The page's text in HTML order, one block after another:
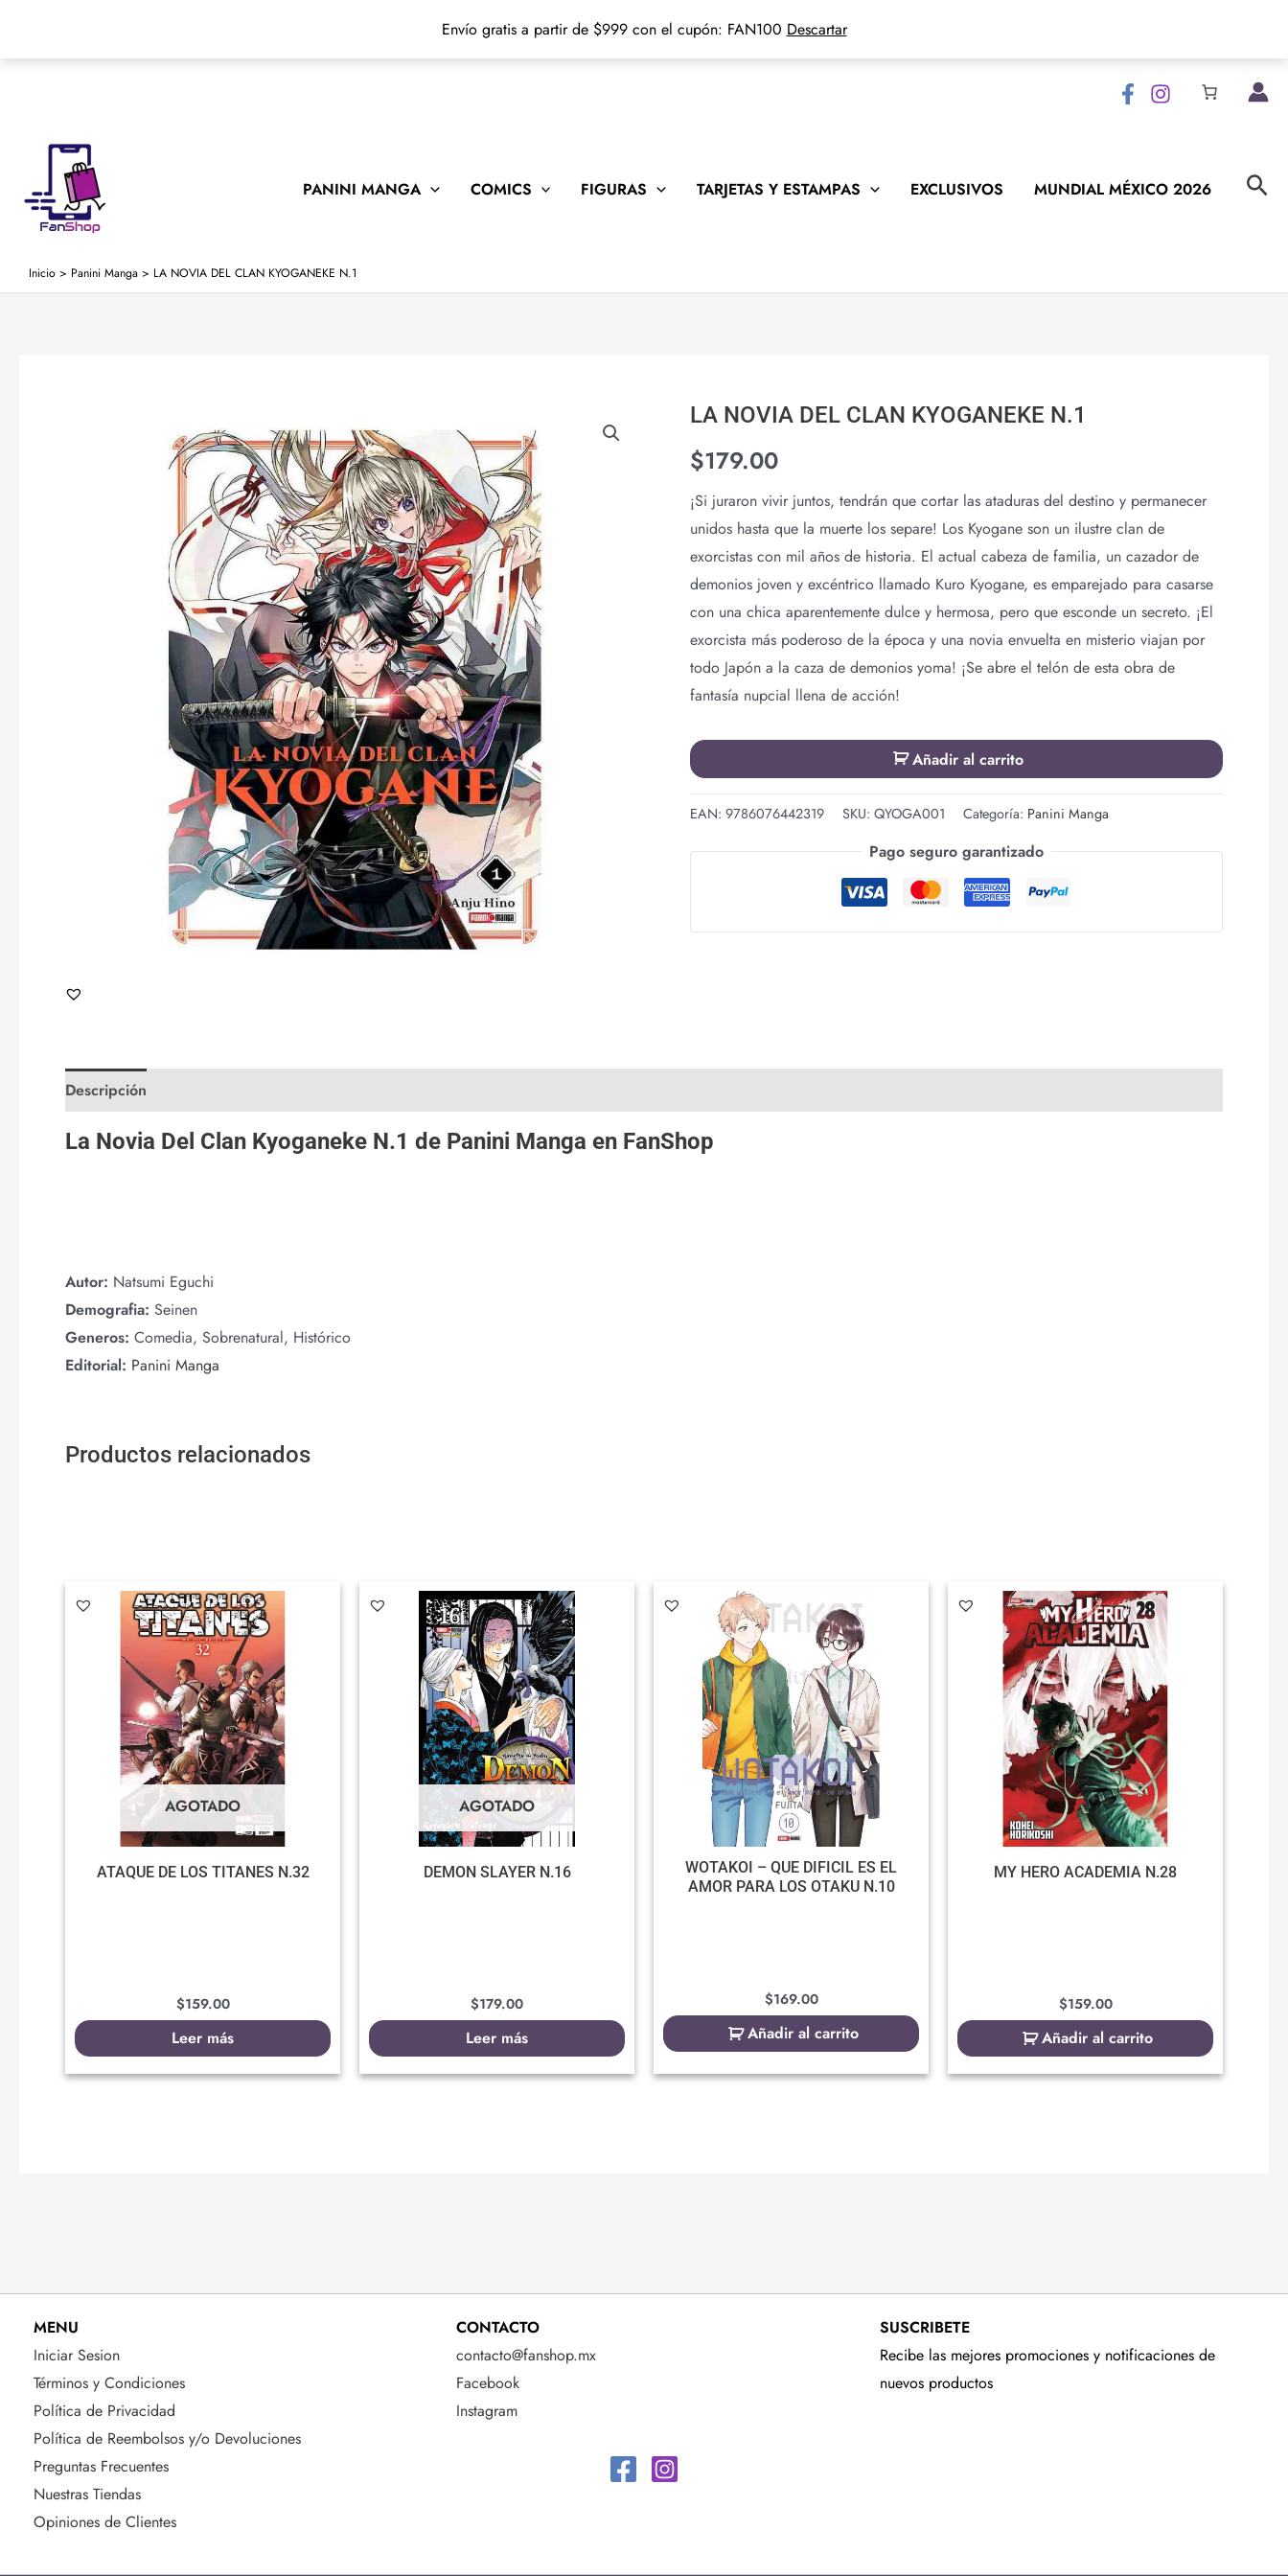
Envío gratis a partir de $999 con el cupón: FAN100 Descartar
PANINI MANGA COMICS FIGURAS TARJETAS Y ESTAMPAS EXCLUSIVOS MUNDIAL MÉXICO 2026
Inicio > Panini Manga > LA NOVIA DEL CLAN KYOGANEKE N.1
LA NOVIA DEL CLAN KYOGANEKE N.1
$179.00
¡Si juraron vivir juntos, tendrán que cortar las ataduras del destino y permanecer
unidos hasta que la muerte los separe! Los Kyogane son un ilustre clan de
exorcistas con mil años de historia. El actual cabeza de familia, un cazador de
demonios joven y excéntrico llamado Kuro Kyogane, es emparejado para casarse
con una chica aparentemente dulce y hermosa, pero que esconde un secreto. ¡El
exorcista más poderoso de la época y una novia envuelta en misterio viajan por
todo Japón a la caza de demonios yoma! ¡Se abre el telón de esta obra de
fantasía nupcial llena de acción!
LA
DEL
CLAN
KYOGANEKE
N.1
cantidad
Añadir al carrito
EAN:9786076442319 SKU:QYOGA001 Categoría: Panini Manga
Pago seguro garantizado
Descripción
La Novia Del Clan Kyoganeke N.1 de Panini Manga en FanShop
Autor: Natsumi Eguchi
Demografia: Seinen
Generos: Comedia, Sobrenatural, Histórico
Editorial: Panini Manga
Productos relacionados
AGOTADO
ATAQUE DE LOS TITANES N.32
$159.00
Leer más
AGOTADO
DEMON SLAYER N.16
$179.00
Leer más
WOTAKOI – QUE DIFICIL ES EL
AMOR PARA LOS OTAKU N.10
$169.00
Añadir al carrito
MY HERO ACADEMIA N.28
$159.00
Añadir al carrito
MENU
Iniciar Sesion
Términos y Condiciones
Política de Privacidad
Política de Reembolsos y/o Devoluciones
Preguntas Frecuentes
Nuestras Tiendas
Opiniones de Clientes
CONTACTO
contacto@fanshop.mx
Facebook
Instagram
SUSCRIBETE
Recibe las mejores promociones y notificaciones de
nuevos productos